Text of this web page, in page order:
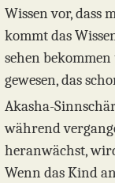
Wissen vor, dass
kommt das
sehen
gewesen, das
Akasha-
während
heranwächst,
Wenn das Kind